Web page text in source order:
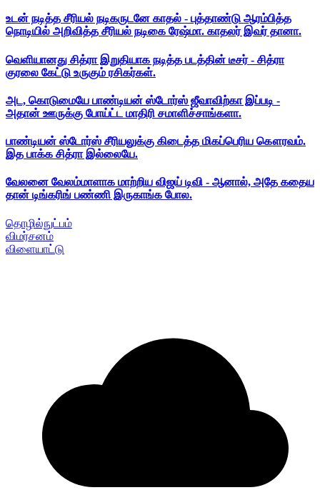
உடன் நடித்த சீரியல் நடிகருடனே காதல் - புத்தாண்டு ஆரம்பித்த
நொடியில் அறிவித்த சீரியல் நடிகை ரேஷ்மா. காதலர் இவர் தானா.
வெளியானது சித்ரா இறுதியாக நடித்த படத்தின் டீசர் - சித்ரா
குரலை கேட்டு உருகும் ரசிகர்கள்.
அட, கொடுமையே பாண்டியன் ஸ்டோர்ஸ் ஜீவாவிற்கா இப்படி -
அதான் ஊருக்கு போய்ட்ட மாதிரி சமாளிச்சாங்களா.
பாண்டியன் ஸ்டோர்ஸ் சீரியலுக்கு கிடைத்த மிகப்பெரிய கௌரவம்.
இத பாக்க சித்ரா இல்லையே.
வேலனை வேலம்மாளாக மாற்றிய விஜய் டிவி - ஆனால், அதே கதைய
தான் டிங்கரிங் பண்ணி இருகாங்க போல.
தொழில்நுட்பம்
விமர்சனம்
விளையாட்டு